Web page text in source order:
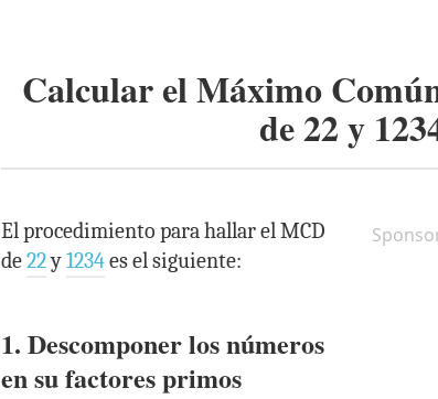
Calcular el Máximo
de22y
El procedimiento para hallar el MCD
de22y1234es el siguiente:
1. Descomponer los números
en su factores primos